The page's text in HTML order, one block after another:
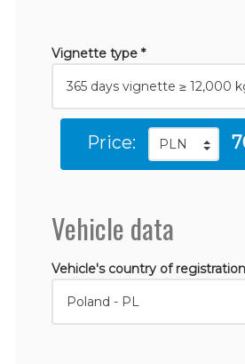
Vignette type *
Price:
Vehicle data
Vehicle's country of